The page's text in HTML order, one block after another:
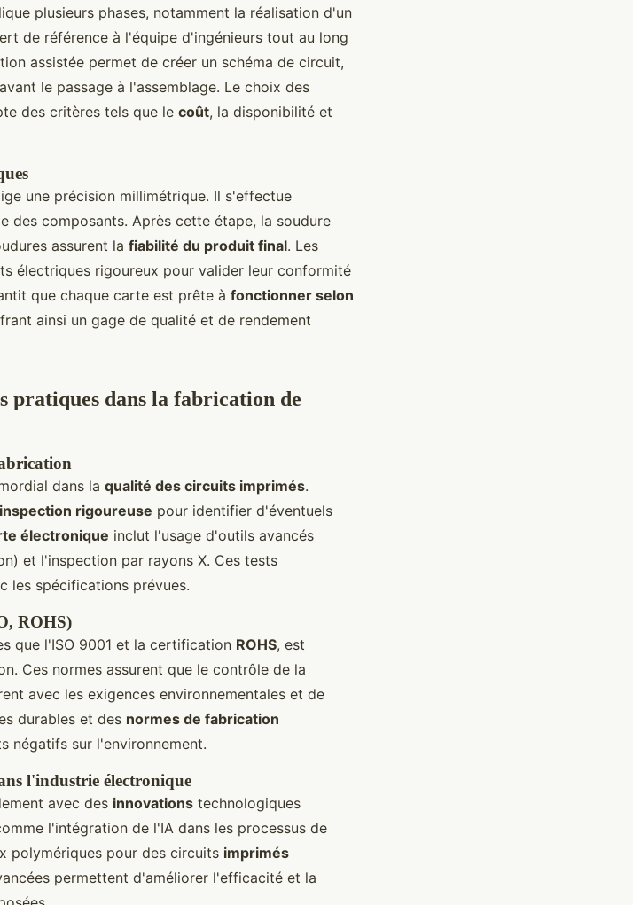
plusieurs phases, notamment la réalisation d'un
de référence à l'équipe d'ingénieurs tout au long
assistée permet de créer un schéma de circuit,
le passage à l'assemblage. Le choix des
des critères tels que le coût, la disponibilité et
une précision millimétrique. Il s'effectue
des composants. Après cette étape, la soudure
assurent la fiabilité du produit final. Les
électriques rigoureux pour valider leur conformité
que chaque carte est prête à fonctionner selon
ainsi un gage de qualité et de rendement
pratiques dans la fabrication de
dans la qualité des circuits imprimés.
inspection rigoureuse pour identifier d'éventuels
électronique inclut l'usage d'outils avancés
et l'inspection par rayons X. Ces tests
les spécifications prévues.
ROHS)
que l'ISO 9001 et la certification ROHS, est
Ces normes assurent que le contrôle de la
avec les exigences environnementales et de
durables et des normes de fabrication
négatifs sur l'environnement.
l'industrie électronique
avec des innovations technologiques
l'intégration de l'IA dans les processus de
polymériques pour des circuits imprimés
permettent d'améliorer l'efficacité et la